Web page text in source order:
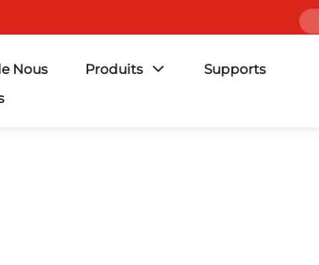
Nous Produits
Supports